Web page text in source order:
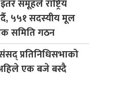
समूहले राष्ट्रिय
५५१ सदस्यीय मूल
समिति गठन
प्रतिनिधिसभाको
एक बजे बस्दै